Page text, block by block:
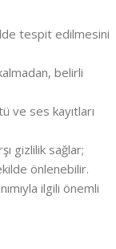
tespit edilmesini
belirli
ve ses kayıtları
gizlilik sağlar;
önlenebilir.
ilgili önemli